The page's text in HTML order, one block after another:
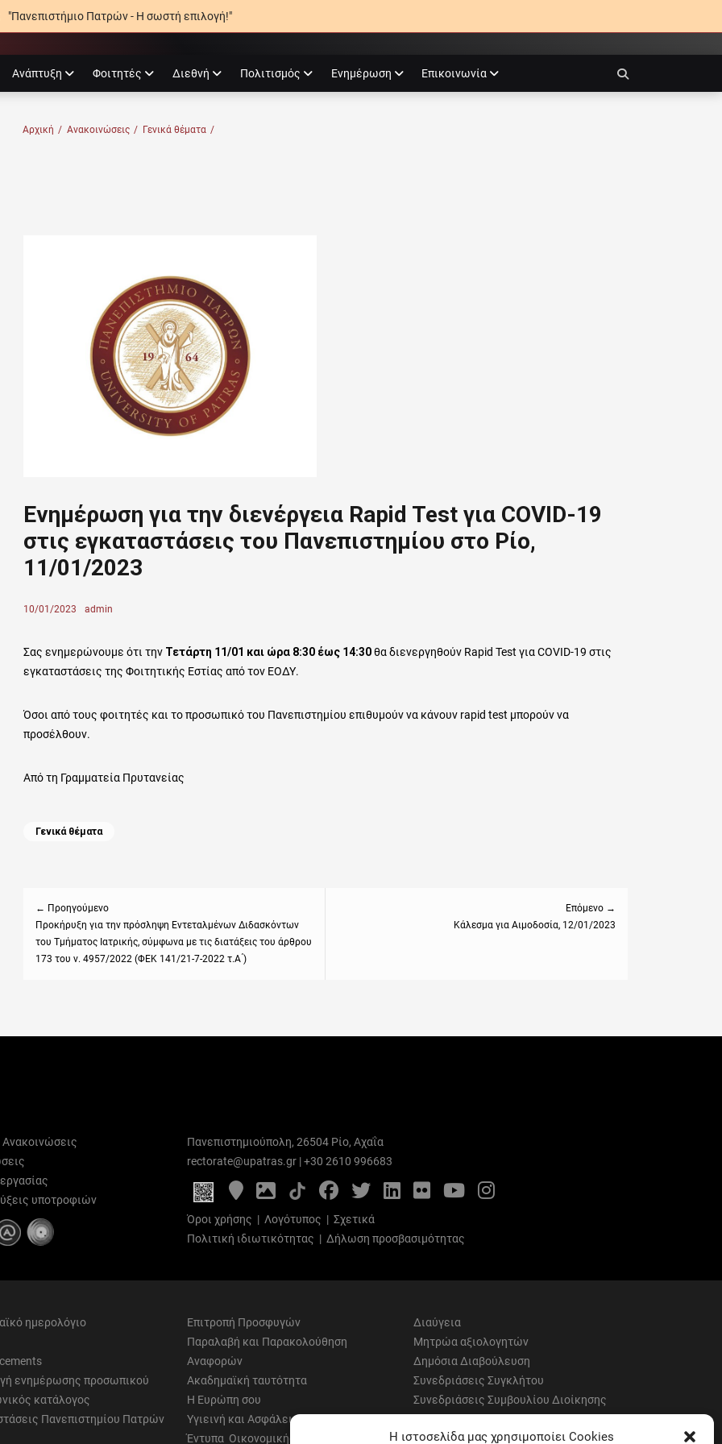
Η ιστοσελίδα μας χρησιμοποίει Cookies
"Πανεπιστήμιο Πατρών - Η σωστή επιλογή!"
Ανάπτυξη Φοιτητές Διεθνή Πολιτισμός Ενημέρωση Επικοινωνία
ΠΑΤΡΏΝ
Αρχική / Ανακοινώσεις / Γενικά θέματα /
Ενημέρωση για την διενέργεια Rapid Test για COVID-19
στις εγκαταστάσεις του Πανεπιστημίου στο Ρίο,
11/01/2023
Posted
10/01/2023 Author
admin
Σας ενημερώνουμε ότι την Τετάρτη 11/01 και ώρα 8:30 έως 14:30θα διενεργηθούν Rapid Test για COVID-19 στις
εγκαταστάσεις της Φοιτητικής Εστίας από τον ΕΟΔΥ.
Όσοι από τους φοιτητές και το προσωπικό του Πανεπιστημίου επιθυμούν να κάνουν rapid test μπορούν να
προσέλθουν.
Από τη Γραμματεία Πρυτανείας
Categories
Γενικά θέματα
← Προηγούμενο
Previous
post:
Προκήρυξη για την πρόσληψη Εντεταλμένων Διδασκόντων
του Τμήματος Ιατρικής, σύμφωνα με τις διατάξεις του άρθρου
173 του ν. 4957/2022 (ΦΕΚ 141/21-7-2022 τ.Α ́)
Επόμενο →
Κάλεσμα για Αιμοδοσία, 12/01/2023
Ανακοινώσεις
υποτροφιών
Πανεπιστημιούπολη, 26504 Ρίο, Αχαΐα
rectorate@upatras.gr|+30 2610 996683
Google
Maps
Photo
Gallery
FacebookTwitterLinkedIn
FlickrYouTubeInstagram
Όροι χρήσης | Λογότυπος | Σχετικά
Πολιτική ιδιωτικότητας | Δήλωση προσβασιμότητας
ημερολόγιο
ενημέρωσης προσωπικού
κατάλογος
Πανεπιστημίου Πατρών
Επιτροπή Προσφυγών
Παραλαβή και Παρακολούθηση
Αναφορών
Ακαδημαϊκή ταυτότητα
Η Ευρώπη σου
Υγιεινή και Ασφάλεια
Έντυπα Οικονομικής Υπηρεσίας
Διαύγεια
Μητρώα αξιολογητών
Δημόσια Διαβούλευση
Συνεδριάσεις Συγκλήτου
Συνεδριάσεις Συμβουλίου Διοίκησης